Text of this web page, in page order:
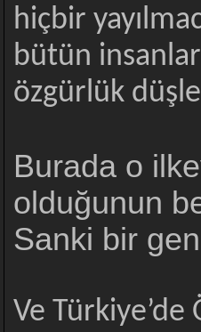
hiçbir
bütün
özgürlük
Burada o
olduğunun
Sanki bir
Ve